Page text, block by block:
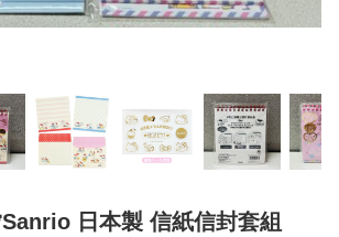
日本製 信紙信封套組